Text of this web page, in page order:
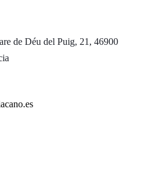
de Déu del Puig, 21, 46900